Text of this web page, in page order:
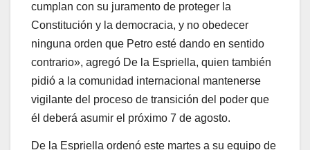
cumplan con su juramento de proteger la
Constitución y la democracia, y no obedecer
ninguna orden que Petro esté dando en sentido
contrario», agregó De la Espriella, quien también
pidió a la comunidad internacional mantenerse
vigilante del proceso de transición del poder que
él deberá asumir el próximo 7 de agosto.
De la Espriella ordenó este martes a su equipo de